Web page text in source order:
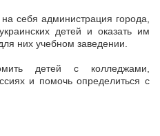
себя администрация города,
детей и оказать им
них учебном заведении.
детей с колледжами,
и помочь определиться с